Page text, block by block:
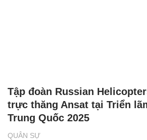
QUÂN SỰ
Tập đoàn Russian
trực thăng Ansat tại Triển
Trung Quốc 2025